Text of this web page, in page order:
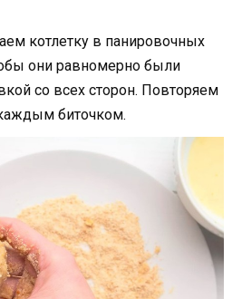
котлетку в панировочных
они равномерно были
со всех сторон. Повторяем
биточком.